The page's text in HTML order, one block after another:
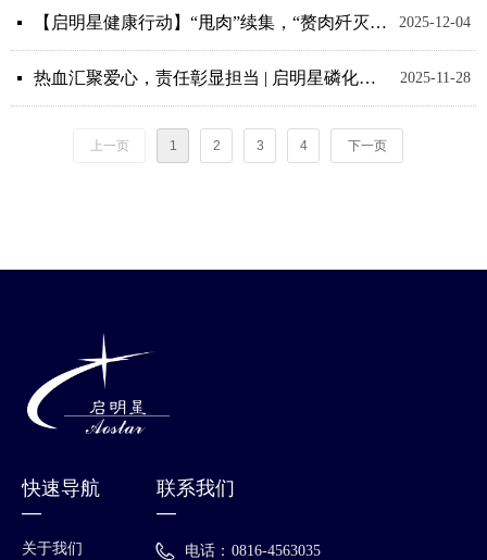
2025-12-04
넷 【启明星健康行动】“甩肉”续集，“赘肉歼灭战”重磅升级！
2025-11-28
넷 热血汇聚爱心，责任彰显担当 | 启明星磷化工积极参与无偿献血活动
上一页 1 2 3 4 下一页
快速导航
—
关于我们
联系我们
—
电话： 0816-4563035